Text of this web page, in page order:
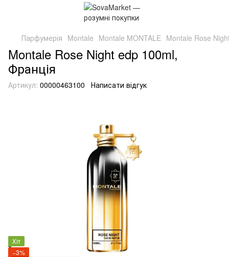
Парфумерія Montale Montale MONTALE Montale Rose
Montale Rose Night edp 100ml,
Франція
Артикул: 00000463100 Написати відгук
Хіт
−3%